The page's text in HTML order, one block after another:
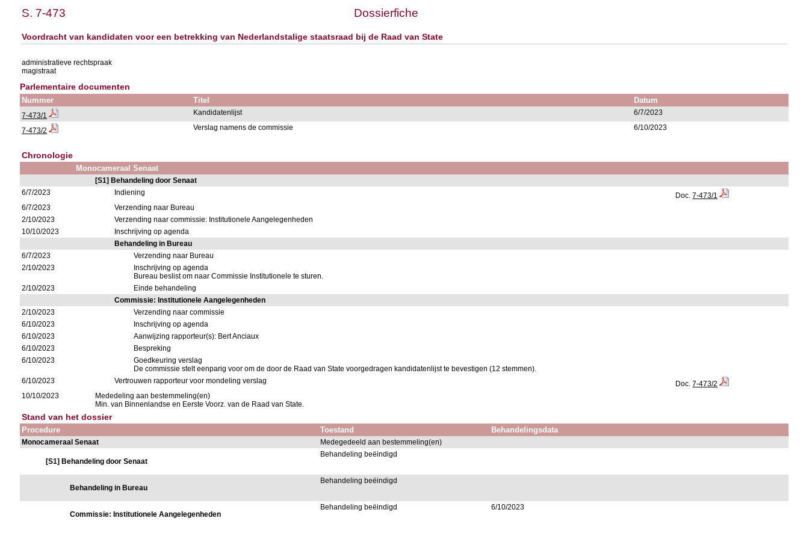
S. 7-473 Dossierfiche
Voordracht van kandidaten voor een betrekking van Nederlandstalige staatsraad bij de Raad van State
administratieve rechtspraak
magistraat
Parlementaire documenten
Nummer Titel Datum
7-473/1 Kandidatenlijst 6/7/2023
7-473/2 Verslag namens de commissie 6/10/2023
Chronologie
Monocameraal Senaat
[S1] Behandeling door Senaat
6/7/2023
Indiening Doc.7-473/1
6/7/2023
Verzending naar Bureau
2/10/2023
Verzending naar commissie: Institutionele Aangelegenheden
10/10/2023
Inschrijving op agenda
Behandeling in Bureau
6/7/2023
Verzending naar Bureau
2/10/2023
Inschrijving op agenda
Bureau beslist om naar Commissie Institutionele te sturen.
2/10/2023
Einde behandeling
Commissie: Institutionele Aangelegenheden
2/10/2023
Verzending naar commissie
6/10/2023
Inschrijving op agenda
6/10/2023
Aanwijzing rapporteur(s): Bert Anciaux
6/10/2023
Bespreking
6/10/2023
Goedkeuring verslag
De commissie stelt eenparig voor om de door de Raad van State voorgedragen kandidatenlijst te bevestigen (12 stemmen).
6/10/2023
Vertrouwen rapporteur voor mondeling verslag Doc.7-473/2
10/10/2023
Mededeling aan bestemmeling(en)
Min. van Binnenlandse en Eerste Voorz. van de Raad van State.
Stand van het dossier
Procedure Toestand Behandelingsdata
Monocameraal Senaat Medegedeeld aan bestemmeling(en)
[S1] Behandeling door Senaat
Behandeling beëindigd
Behandeling in Bureau
Behandeling beëindigd
Commissie: Institutionele Aangelegenheden
Behandeling beëindigd 6/10/2023